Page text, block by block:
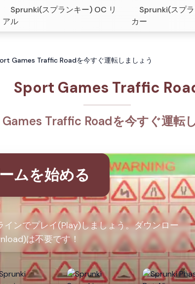
Sprunki(スプランキー) OC リ
アル
Sprunki(スプ
カー
Games Traffic Roadを今すぐ運転しましょう
Sport Games Traffic
Traffic Roadを今すぐ運転
ムを始める
ンでプレイ(Play)しましょう。ダウンロー
は不要です！